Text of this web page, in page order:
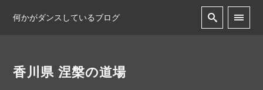
何かがダンスしているブログ
香川県 涅槃の道場